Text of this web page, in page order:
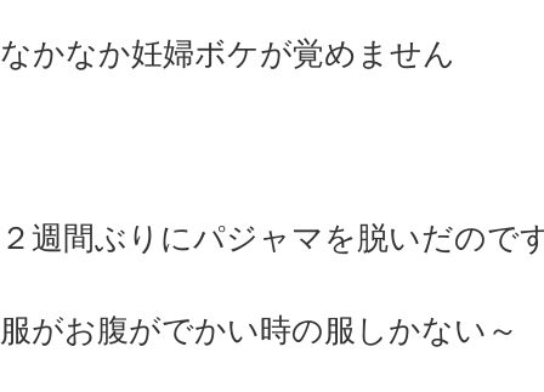
なかなか妊婦ボケが覚めません
２週間ぶりにパジャマを脱いだので
服がお腹がでかい時の服しかない～